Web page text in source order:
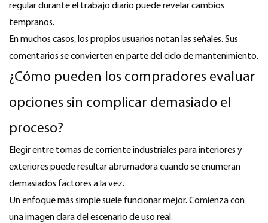
regular durante el trabajo diario puede revelar cambios
tempranos.
En muchos casos, los propios usuarios notan las señales. Sus
comentarios se convierten en parte del ciclo de mantenimiento.
¿Cómo pueden los compradores evaluar
opciones sin complicar demasiado el
proceso?
Elegir entre tomas de corriente industriales para interiores y
exteriores puede resultar abrumadora cuando se enumeran
demasiados factores a la vez.
Un enfoque más simple suele funcionar mejor. Comienza con
una imagen clara del escenario de uso real.